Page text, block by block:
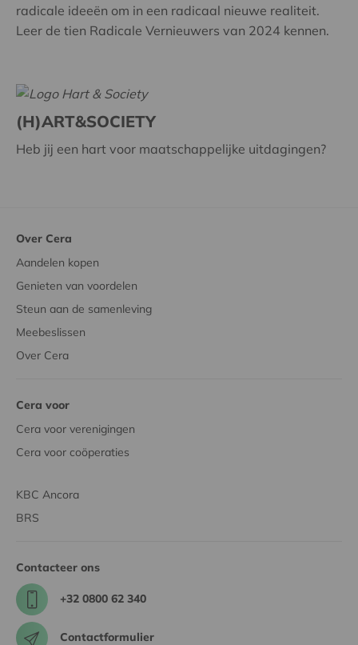
radicale ideeën om in een radicaal nieuwe realiteit.
Leer de tien Radicale Vernieuwers van 2024 kennen.
(H)ART&SOCIETY
Heb jij een hart voor maatschappelijke uitdagingen?
Over Cera
Aandelen kopen
Genieten van voordelen
Steun aan de samenleving
Meebeslissen
Over Cera
Cera voor
Cera voor verenigingen
Cera voor coöperaties
KBC Ancora
BRS
Contacteer ons
+32 0800 62 340
Contactformulier